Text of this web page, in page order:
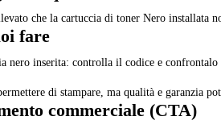
che la cartuccia di toner Nero installata
fare
nero inserita: controlla il codice e
di stampare, ma qualità e garanzia
commerciale (CTA)